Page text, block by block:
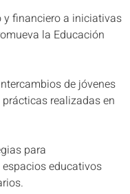
y financiero a iniciativas
la Educación
de jóvenes
realizadas en
para
educativos